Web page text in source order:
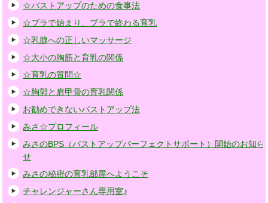
☆バストアップのための食事法
☆ブラで始まり、ブラで終わる育乳
☆乳腺への正しいマッサージ
☆大小の胸筋と育乳の関係
☆育乳の質問☆
☆胸郭と肩甲骨の育乳関係
お勧めできないバストアップ法
みさ☆プロフィール
みさのBPS（バストアップパーフェクトサポート）開始のお知ら
せ
みさの秘密の育乳部屋へようこそ
チャレンジャーさん専用室♪